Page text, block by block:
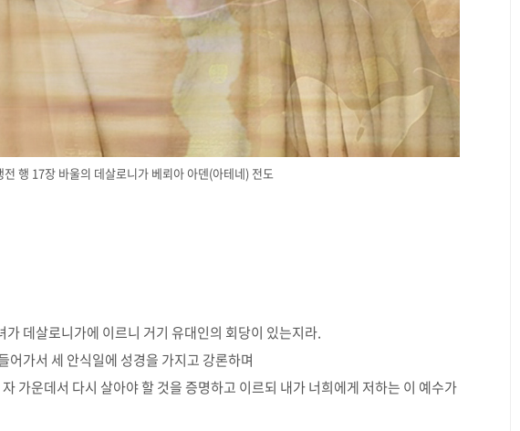
전 행 17장 바울의 데살로니가 베뢰아 아덴(아테네) 전도
데살로니가에 이르니 거기 유대인의 회당이 있는지라.
어가서 세 안식일에 성경을 가지고 강론하며
가운데서 다시 살아야 할 것을 증명하고 이르되 내가 너희에게 저하는 이 예수가